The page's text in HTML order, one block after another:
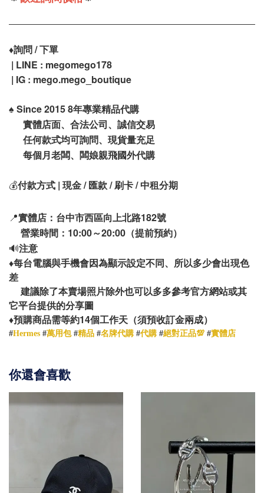
♦️詢問 / 下單
| LINE : megomego178
| IG : mego.mego_boutique
♠️ Since 2015 8年專業精品代購
實體店面、合法公司、誠信交易
任何款式均可詢問、現貨量充足
每個月老闆、闆娘親飛國外代購
💰付款方式 | 現金 / 匯款 / 刷卡 / 中租分期
📍實體店：台中市西區向上北路182號
營業時間：10:00～20:00（提前預約）
🔊注意
♦️每台電腦與手機會因為顯示設定不同、所以多少會出現色
差
建議除了本賣場照片除外也可以多多參考官方網站或其
它平台提供的分享圖
♦️預購商品需等約14個工作天（須預收訂金兩成）
#Hermes #萬用包 #精品 #名牌代購 #代購 #絕對正品💯 #實體店
你還會喜歡